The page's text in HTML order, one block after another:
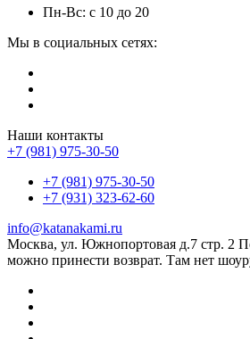
Пн-Вс: с 10 до 20
Мы в социальных сетях:
Наши контакты
+7 (981) 975-30-50
+7 (981) 975-30-50
+7 (931) 323-62-60
info@katanakami.ru
Москва, ул. Южнопортовая д.7 стр. 2
можно принести возврат. Там нет